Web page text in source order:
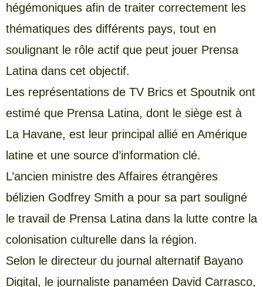
hégémoniques afin de traiter correctement les
thématiques des différents pays, tout en
soulignant le rôle actif que peut jouer Prensa
Latina dans cet objectif.
Les représentations de TV Brics et Spoutnik ont
estimé que Prensa Latina, dont le siège est à
La Havane, est leur principal allié en Amérique
latine et une source d’information clé.
L’ancien ministre des Affaires étrangères
bélizien Godfrey Smith a pour sa part souligné
le travail de Prensa Latina dans la lutte contre la
colonisation culturelle dans la région.
Selon le directeur du journal alternatif Bayano
Digital, le journaliste panaméen David Carrasco,